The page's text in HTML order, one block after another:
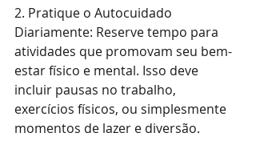
2. Pratique o Autocuidado
Diariamente: Reserve tempo para
atividades que promovam seu bem-
estar físico e mental. Isso deve
incluir pausas no trabalho,
exercícios físicos, ou simplesmente
momentos de lazer e diversão.